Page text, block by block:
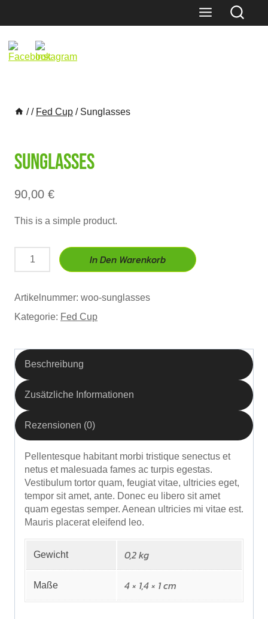
/ / Fed Cup / Sunglasses
Sunglasses
90,00 €
This is a simple product.
Sunglasses
In Den Warenkorb
Artikelnummer: woo-sunglasses
Kategorie: Fed Cup
Beschreibung
Zusätzliche Informationen
Rezensionen (0)
Pellentesque habitant morbi tristique senectus et
netus et malesuada fames ac turpis egestas.
Vestibulum tortor quam, feugiat vitae, ultricies eget,
tempor sit amet, ante. Donec eu libero sit amet
quam egestas semper. Aenean ultricies mi vitae est.
Mauris placerat eleifend leo.
Gewicht 0,2 kg
Maße 4 × 1,4 × 1 cm